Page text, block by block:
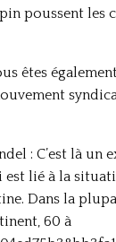
poussent les
êtes
: C’est là un
lié à la
Dans la
60 à